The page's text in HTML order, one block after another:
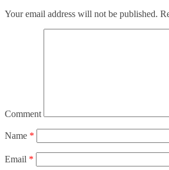
Your email address will not be published.
Comment
Name *
Email *